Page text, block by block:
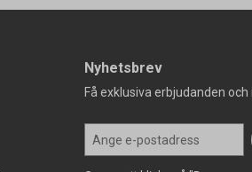
Nyhetsbrev
Få exklusiva erbjudanden